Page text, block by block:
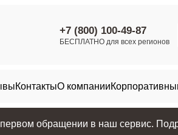
+7 (800) 100-49-87
БЕСПЛАТНО для всех регионов
КонтактыО компании
обращении в наш сервис.